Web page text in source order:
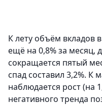
К лету объём вкладов
ещё на 0,8% за месяц,
сокращается пятый
спад составил 3,2%. К
наблюдается рост (на
негативного тренда